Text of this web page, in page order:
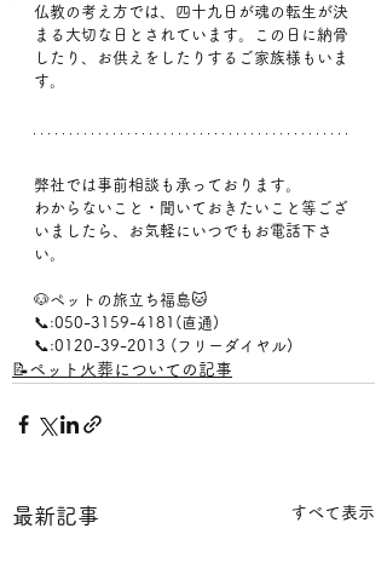
仏教の考え方では、四十九日が魂の転生が決
まる大切な日とされています。この日に納骨
したり、お供えをしたりするご家族様もいま
す。﻿
弊社では事前相談も承っております。
わからないこと・聞いておきたいこと等ござ
いましたら、お気軽にいつでもお電話下さ
い。
🐶ペットの旅立ち福島🐱
📞:050-3159-4181(直通)
📞:0120-39-2013 (フリーダイヤル)
📝ペット火葬についての記事
最新記事 すべて表示